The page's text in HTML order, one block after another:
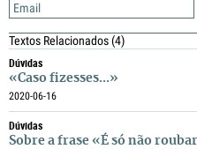
Email
Textos Relacionados(4)
Dúvidas
«Caso fizesses...»
2020-06-16
Dúvidas
Sobre a frase «É só não